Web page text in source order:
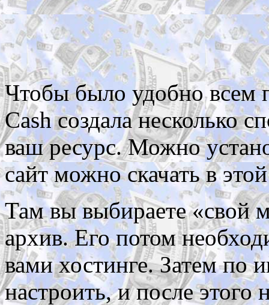
Чтобы было удобно всем
Cash создала несколько
ваш ресурс. Можно
сайт можно скачать в
Там вы выбираете «свой
архив. Его потом
вами хостинге. Затем по
настроить, и после этого